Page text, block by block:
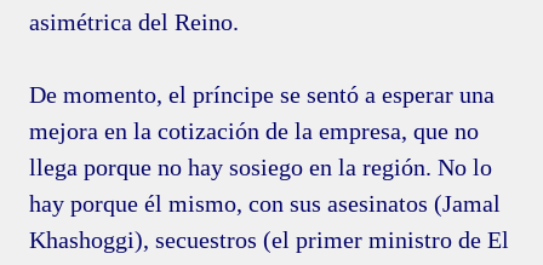
asimétrica del Reino.
De momento, el príncipe se sentó a esperar una
mejora en la cotización de la empresa, que no
llega porque no hay sosiego en la región. No lo
hay porque él mismo, con sus asesinatos (Jamal
Khashoggi), secuestros (el primer ministro de El